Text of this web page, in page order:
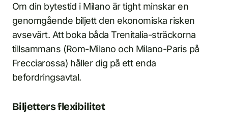
Om din bytestid i Milano är tight minskar en
genomgående biljett den ekonomiska risken
avsevärt. Att boka båda Trenitalia-sträckorna
tillsammans (Rom-Milano och Milano-Paris på
Frecciarossa) håller dig på ett enda
befordringsavtal.
Biljetters flexibilitet